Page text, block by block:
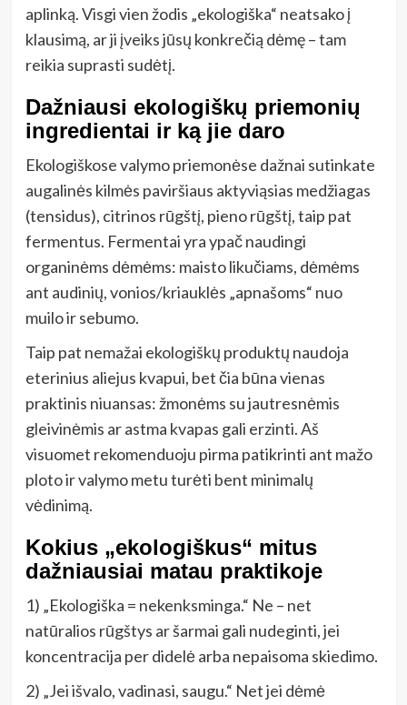
aplinką. Visgi vien žodis „ekologiška“ neatsako į
klausimą, ar ji įveiks jūsų konkrečią dėmę – tam
reikia suprasti sudėtį.
Dažniausi ekologiškų priemonių
ingredientai ir ką jie daro
Ekologiškose valymo priemonėse dažnai sutinkate
augalinės kilmės paviršiaus aktyviąsias medžiagas
(tensidus), citrinos rūgštį, pieno rūgštį, taip pat
fermentus. Fermentai yra ypač naudingi
organinėms dėmėms: maisto likučiams, dėmėms
ant audinių, vonios/kriauklės „apnašoms“ nuo
muilo ir sebumo.
Taip pat nemažai ekologiškų produktų naudoja
eterinius aliejus kvapui, bet čia būna vienas
praktinis niuansas: žmonėms su jautresnėmis
gleivinėmis ar astma kvapas gali erzinti. Aš
visuomet rekomenduoju pirma patikrinti ant mažo
ploto ir valymo metu turėti bent minimalų
vėdinimą.
Kokius „ekologiškus“ mitus
dažniausiai matau praktikoje
1) „Ekologiška = nekenksminga.“ Ne – net
natūralios rūgštys ar šarmai gali nudeginti, jei
koncentracija per didelė arba nepaisoma skiedimo.
2) „Jei išvalo, vadinasi, saugu.“ Net jei dėmė